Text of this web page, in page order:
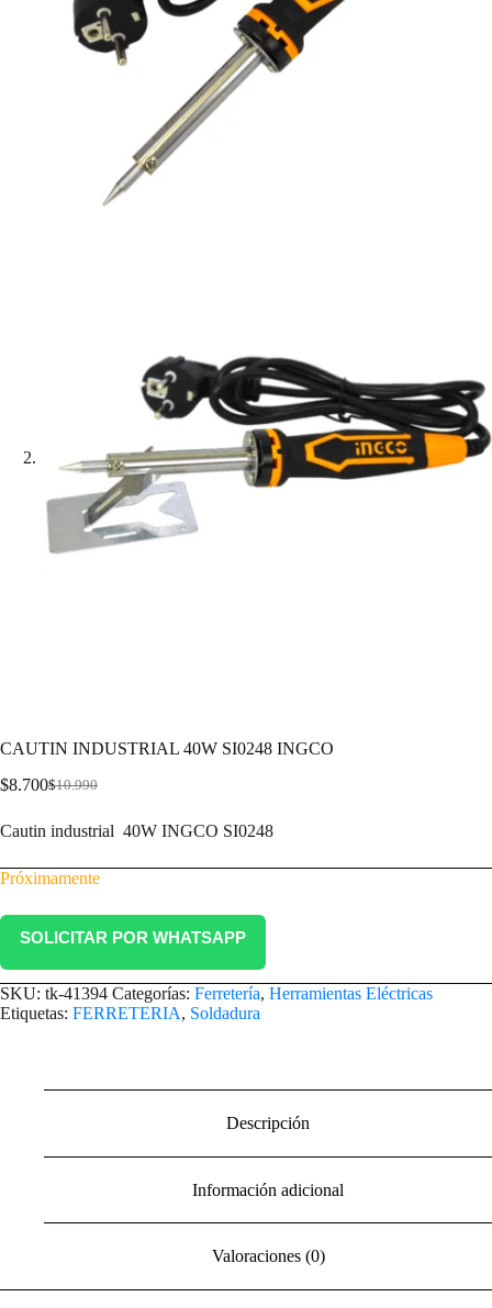
CAUTIN INDUSTRIAL 40W SI0248 INGCO
$10.990
$8.700
Cautin industrial 40W INGCO SI0248
Próximamente
SOLICITAR POR WHATSAPP
SKU: tk-41394 Categorías: Ferretería, Herramientas Eléctricas
Etiquetas: FERRETERIA, Soldadura
Descripción
Información adicional
Valoraciones (0)